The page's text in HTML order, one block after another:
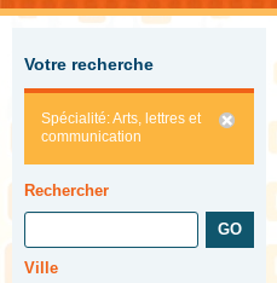
Votre recherche
Spécialité: Arts, lettres et
communication
Rechercher
Ville